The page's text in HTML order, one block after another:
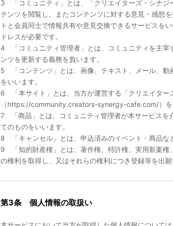
3 「コミュニティ」とは、「クリエイターズ・シナジ
テンツを閲覧し、またコンテンツに対する意見・感想
トと会員同士で情報共有や意見交換できるサービスを
ドレスが必要です。
4 「コミュニティ管理者」とは、コミュニティを主宰
ンツを更新する義務を負います。
5 「コンテンツ」とは、画像、テキスト、メール、動
をいいます。
6 「本サイト」とは、当方が運営する「クリエイター
（https://community.creators-synergy-cafe.com/）を
7 「商品」とは、コミュニティ管理者が本サービスを
てのものをいいます。
8 「キャンセル」とは、申込済みのイベント・商品な
9 「知的財産権」とは、著作権、特許権、実用新案権
の権利を取得し、又はそれらの権利につき登録等を出
第3条 個人情報の取扱い